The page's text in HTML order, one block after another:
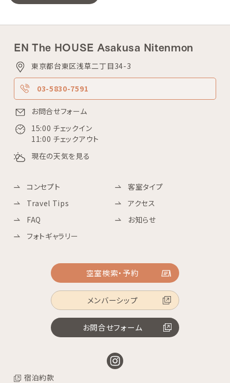
EN The HOUSE Asakusa Nitenmon
東京都台東区浅草二丁目34-3
03-5830-7591
お問合せフォーム
15:00 チェックイン
11:00 チェックアウト
現在の天気を見る
コンセプト
客室タイプ
Travel Tips
アクセス
FAQ
お知らせ
フォトギャラリー
空室検索・予約
メンバーシップ
お問合せフォーム
宿泊約款